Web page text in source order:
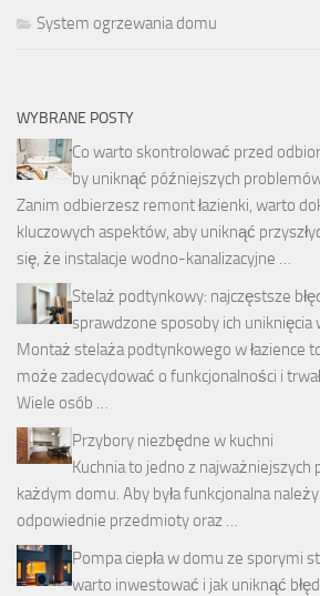
System ogrzewania domu
WYBRANE POSTY
Co warto skontrolować przed
by uniknąć późniejszych
Zanim odbierzesz remont łazienki, warto
kluczowych aspektów, aby uniknąć
się, że instalacje wodno-kanalizacyjne …
Stelaż podtynkowy: najczęstsze
sprawdzone sposoby ich uniknięcia
Montaż stelaża podtynkowego w łazience
może zadecydować o funkcjonalności i
Wiele osób …
Przybory niezbędne w kuchni
Kuchnia to jedno z najważniejszych
każdym domu. Aby była funkcjonalna
odpowiednie przedmioty oraz …
Pompa ciepła w domu ze sporymi
warto inwestować i jak uniknąć